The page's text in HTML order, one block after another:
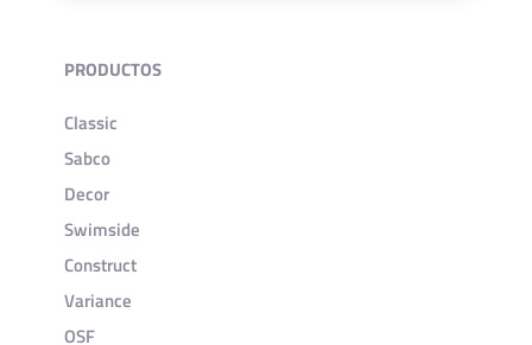
PRODUCTOS
Classic
Sabco
Decor
Swimside
Construct
Variance
OSF